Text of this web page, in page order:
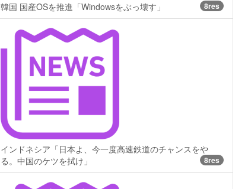
韓国 国産OSを推進「Windowsをぶっ壊す」 8res
インドネシア「日本よ、今一度高速鉄道のチャンスをや
る。中国のケツを拭け」
8res